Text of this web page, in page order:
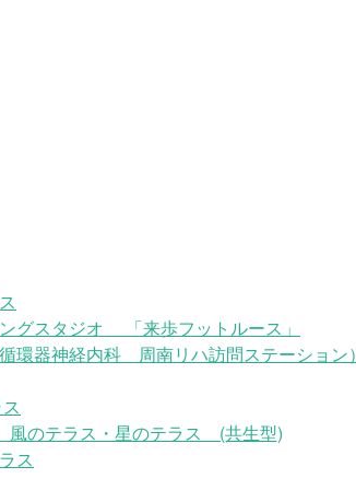
グスタジオ 「来歩フットルース」
環器神経内科 周南リハ訪問ステーション）
のテラス・星のテラス (共生型)
ス